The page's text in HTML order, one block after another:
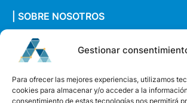
Gestionar
Para ofrecer las mejores experiencias, utilizamos
cookies para almacenar y/o acceder a la
consentimiento de estas tecnologías nos permitirá
| SOBRE NOSOTROS
Quiénes somos
Envíanos un mensaje